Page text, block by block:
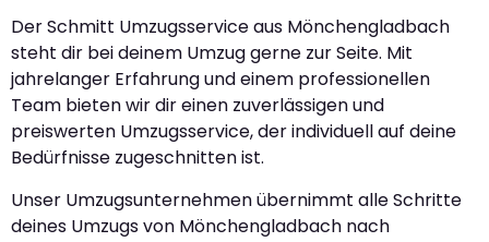
Der Schmitt Umzugsservice aus Mönchengladbach
steht dir bei deinem Umzug gerne zur Seite. Mit
jahrelanger Erfahrung und einem professionellen
Team bieten wir dir einen zuverlässigen und
preiswerten Umzugsservice, der individuell auf deine
Bedürfnisse zugeschnitten ist.
Unser Umzugsunternehmen übernimmt alle Schritte
deines Umzugs von Mönchengladbach nach